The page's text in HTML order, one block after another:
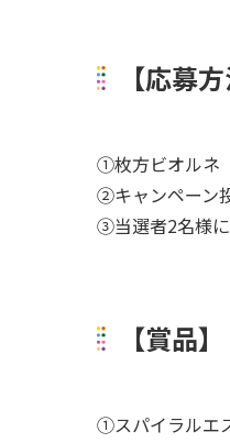
【応募方
①枚方ビオルネ
②キャンペーン
③当選者2名様
【賞品】
①スパイラルエ